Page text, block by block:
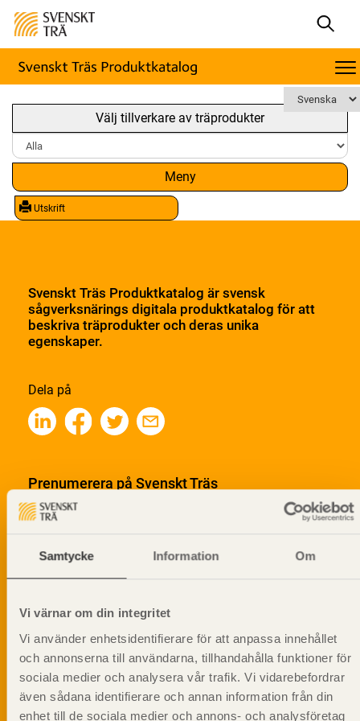
Samtycke Information Om
Vi värnar om din integritet
Vi använder enhetsidentifierare för att anpassa innehållet
och annonserna till användarna, tillhandahålla funktioner för
sociala medier och analysera vår trafik. Vi vidarebefordrar
även sådana identifierare och annan information från din
enhet till de sociala medier och annons- och analysföretag
Välj tillverkare av träprodukter
Meny
Utskrift
Svenskt Träs Produktkatalog är svensk
sågverksnärings digitala produktkatalog för att
beskriva träprodukter och deras unika
egenskaper.
Dela på
Prenumerera på Svenskt Träs
informationsutskick!